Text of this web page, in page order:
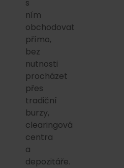
s
ním
obchodovat
přímo,
bez
nutnosti
procházet
přes
tradiční
burzy,
clearingová
centra
a
depozitáře.